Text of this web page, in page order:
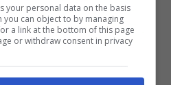
sarà
a dare
your personal data on the basis
you can object to by managing
a link at the bottom of this page
or withdraw consent in privacy